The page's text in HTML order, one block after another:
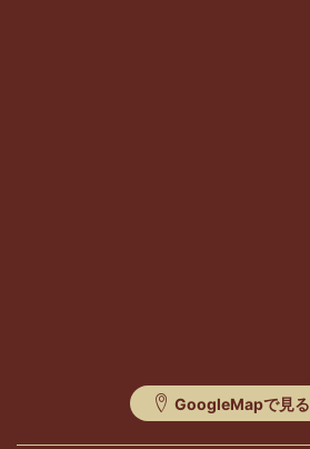
GoogleMapで見る